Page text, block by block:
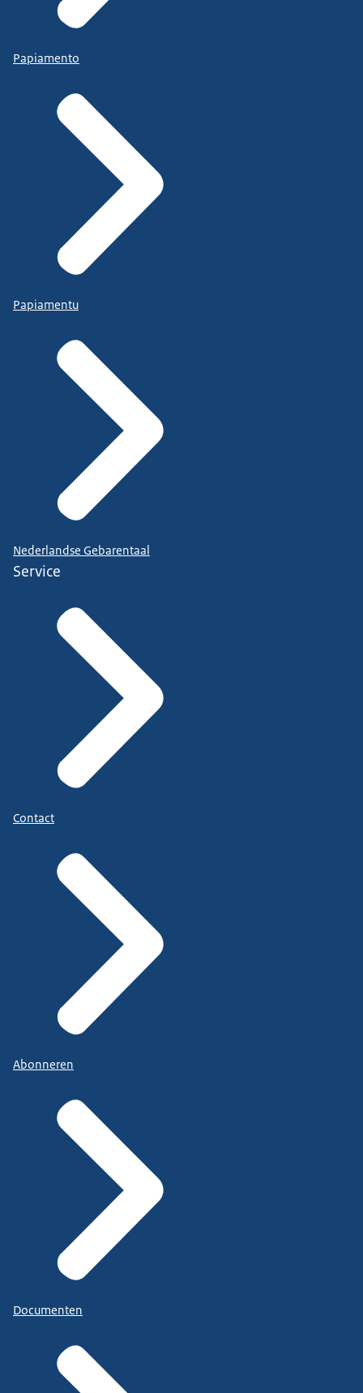
Papiamento
Papiamentu
Nederlandse Gebarentaal
Service
Contact
Abonneren
Documenten